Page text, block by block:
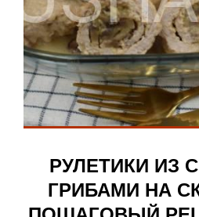
РУЛЕТИКИ ИЗ
ГРИБАМИ НА